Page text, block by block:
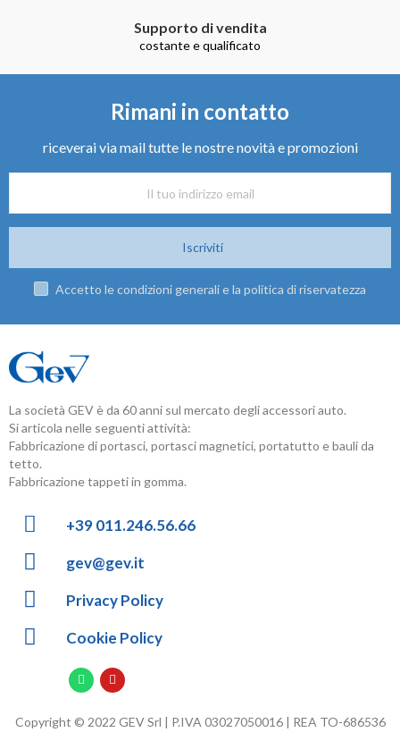
Supporto di vendita
costante e qualificato
Rimani in contatto
riceverai via mail tutte le nostre novità e promozioni
Iscriviti
Accetto le condizioni generali e la politica di riservatezza
La società GEV è da 60 anni sul mercato degli accessori auto.
Si articola nelle seguenti attività:
Fabbricazione di portasci, portasci magnetici, portatutto e bauli da
tetto.
Fabbricazione tappeti in gomma.
+39 011.246.56.66
gev@gev.it
Privacy Policy
Cookie Policy
Copyright © 2022 GEV Srl | P.IVA 03027050016 | REA TO-686536